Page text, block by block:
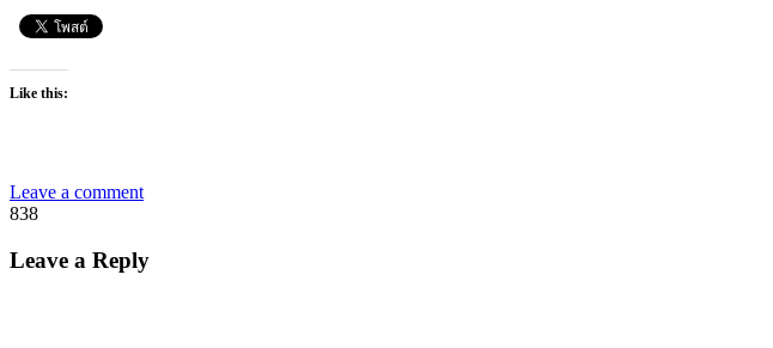
Like this:
Leave a comment
838
Leave a Reply